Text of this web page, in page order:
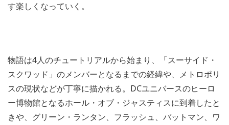
す楽しくなっていく。
物語は4人のチュートリアルから始まり、「スーサイド・
スクワッド」のメンバーとなるまでの経緯や、メトロポリ
スの現状などが丁寧に描かれる。DCユニバースのヒーロ
ー博物館となるホール・オブ・ジャスティスに到着したと
きや、グリーン・ランタン、フラッシュ、バットマン、ワ